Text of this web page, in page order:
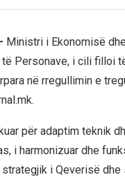
Ministri i Ekonomisë
Personave, i cili filloi
në rregullimin e
për adaptim teknik
i harmonizuar dhe
i Qeverisë